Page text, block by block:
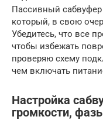
Пассивный
который, в свою
Убедитесь, что все
чтобы избежать
проверяю схему
чем включать
Настройка
громкости,